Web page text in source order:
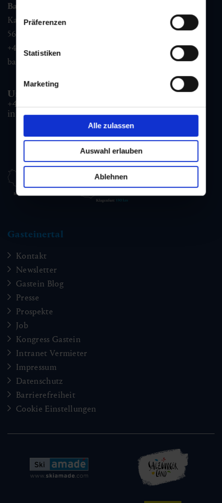
Präferenzen
Statistiken
Marketing
Alle zulassen
Auswahl erlauben
Ablehnen
Bad Gastein
Kaiser Franz Josefstr. 27,
5640
+43 6432 3393 560
badgastein@gastein.com
Unterkunfts- & Buchungshotline:
+43 6432 3393 990
info@gastein.com
Gasteinertal
Kontakt
Newsletter
Gastein Blog
Presse
Prospekte
Job
Kongress Gastein
Intranet Vermieter
Impressum
Datenschutz
Barrierefreiheit
Cookie Einstellungen